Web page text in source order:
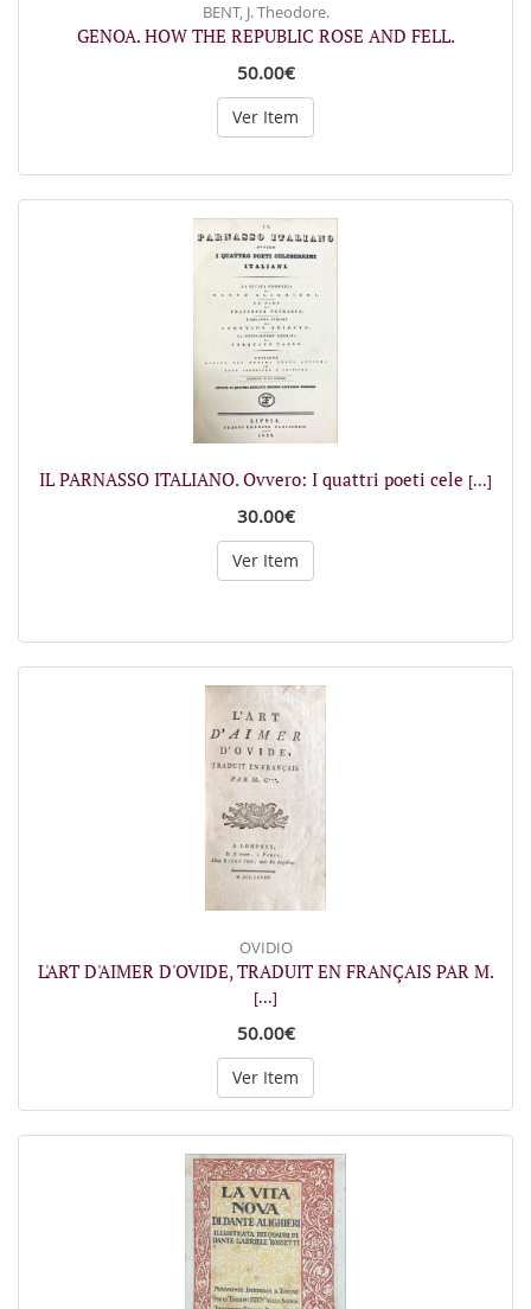
BENT, J. Theodore.
GENOA. HOW THE REPUBLIC ROSE AND FELL.
50.00€
Ver Item
IL PARNASSO ITALIANO. Ovvero: I quattri poeti cele [...]
30.00€
Ver Item
OVIDIO
L'ART D'AIMER D'OVIDE, TRADUIT EN FRANÇAIS PAR M.
[...]
50.00€
Ver Item